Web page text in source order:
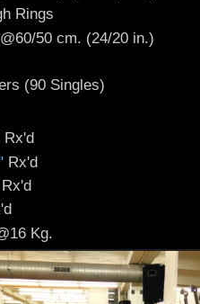
Rings
50 cm. (24/20 in.)
(90 Singles)
Rx'd
Rx'd
Rx'd
Kg.